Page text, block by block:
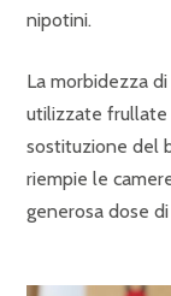
nipotini.
La morbidezza
utilizzate frullate
sostituzione del
riempie le
generosa dose